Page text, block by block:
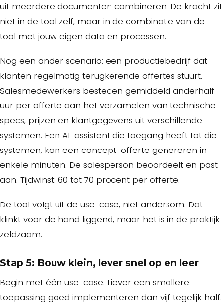
uit meerdere documenten combineren. De kracht zit
niet in de tool zelf, maar in de combinatie van de
tool met jouw eigen data en processen.
Nog een ander scenario: een productiebedrijf dat
klanten regelmatig terugkerende offertes stuurt.
Salesmedewerkers besteden gemiddeld anderhalf
uur per offerte aan het verzamelen van technische
specs, prijzen en klantgegevens uit verschillende
systemen. Een AI-assistent die toegang heeft tot die
systemen, kan een concept-offerte genereren in
enkele minuten. De salesperson beoordeelt en past
aan. Tijdwinst: 60 tot 70 procent per offerte.
De tool volgt uit de use-case, niet andersom. Dat
klinkt voor de hand liggend, maar het is in de praktijk
zeldzaam.
Stap 5: Bouw klein, lever snel op en leer
Begin met één use-case. Liever een smallere
toepassing goed implementeren dan vijf tegelijk half.